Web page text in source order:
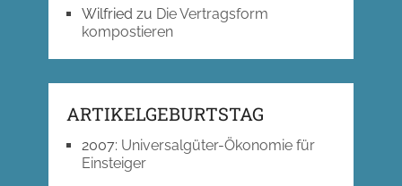
Wilfried zu Die Vertragsform
kompostieren
ARTIKELGEBURTSTAG
2007: Universalgüter-Ökonomie für
Einsteiger